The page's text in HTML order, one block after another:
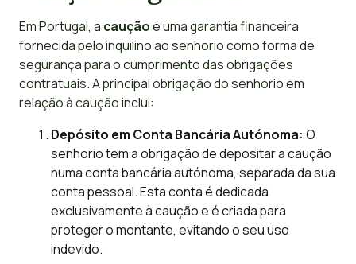
Em Portugal, a cauçãoé uma garantia financeira
fornecida pelo inquilino ao senhorio como forma de
segurança para o cumprimento das obrigações
contratuais. A principal obrigação do senhorio em
relação à caução inclui:
Depósito em Conta Bancária Autónoma: O
senhorio tem a obrigação de depositar a caução
numa conta bancária autónoma, separada da sua
conta pessoal. Esta conta é dedicada
exclusivamente à caução e é criada para
proteger o montante, evitando o seu uso
indevido.